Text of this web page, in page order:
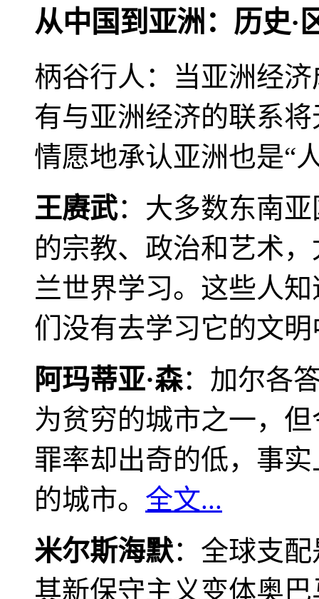
从中国到亚洲：历史·
柄谷行人：当亚洲经
有与亚洲经济的联系
情愿地承认亚洲也是“
王赓武：大多数东南
的宗教、政治和艺术
兰世界学习。这些人
们没有去学习它的文
阿玛蒂亚·森：加尔各
为贫穷的城市之一，
罪率却出奇的低，事
的城市。 全文...
米尔斯海默：全球支
其新保守主义变体奥